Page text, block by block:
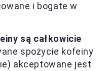
i bogate w
są całkowicie
spożycie kofeiny
akceptowane jest